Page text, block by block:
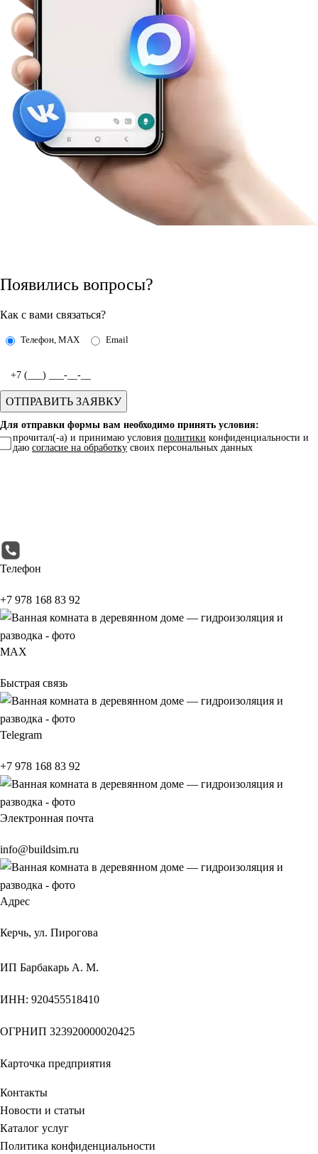
Появились вопросы?
Как с вами связаться?
Телефон, MAX Email
Для отправки формы вам необходимо принять условия:
прочитал(-а) и принимаю условия политики конфиденциальности и
даю согласие на обработку своих персональных данных
Телефон
+7 978 168 83 92
МАХ
Быстрая связь
Telegram
+7 978 168 83 92
Электронная почта
info@buildsim.ru
Адрес
Керчь, ул. Пирогова
ИП Барбакарь А. М.
ИНН: 920455518410
ОГРНИП 323920000020425
Карточка предприятия
Контакты
Новости и статьи
Каталог услуг
Политика конфиденциальности